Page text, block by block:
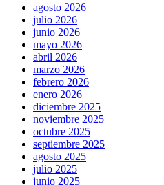
agosto 2026
julio 2026
junio 2026
mayo 2026
abril 2026
marzo 2026
febrero 2026
enero 2026
diciembre 2025
noviembre 2025
octubre 2025
septiembre 2025
agosto 2025
julio 2025
junio 2025